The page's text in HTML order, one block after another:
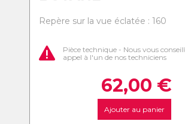
Repère sur la vue éclatée : 160
Pièce technique - Nous vous
appel à l'un de nos techniciens
62,00 €
Ajouter au panier